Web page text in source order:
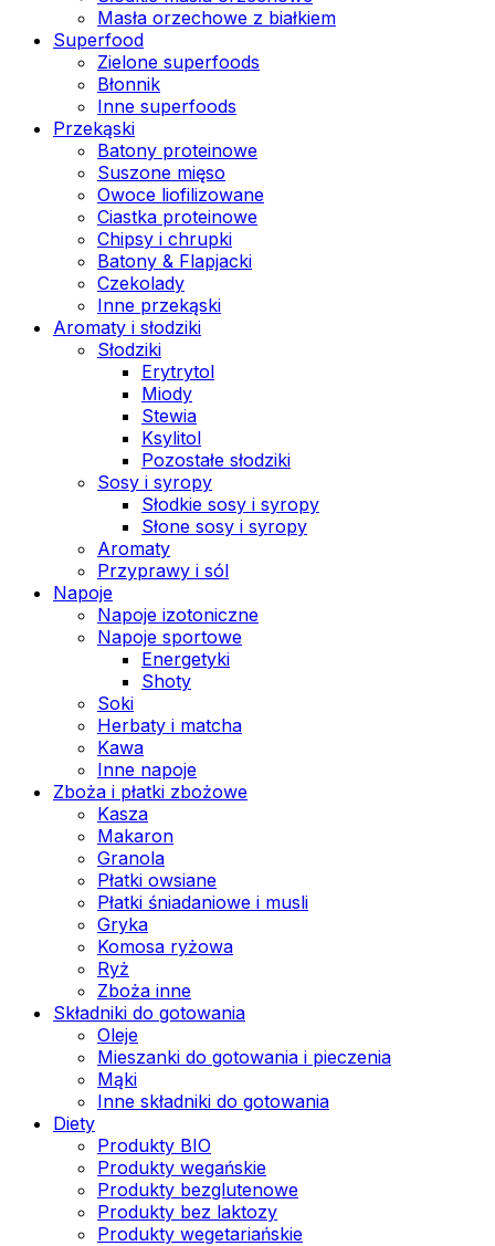
Masła orzechowe z białkiem
Superfood
Zielone superfoods
Błonnik
Inne superfoods
Przekąski
Batony proteinowe
Suszone mięso
Owoce liofilizowane
Ciastka proteinowe
Chipsy i chrupki
Batony & Flapjacki
Czekolady
Inne przekąski
Aromaty i słodziki
Słodziki
Erytrytol
Miody
Stewia
Ksylitol
Pozostałe słodziki
Sosy i syropy
Słodkie sosy i syropy
Słone sosy i syropy
Aromaty
Przyprawy i sól
Napoje
Napoje izotoniczne
Napoje sportowe
Energetyki
Shoty
Soki
Herbaty i matcha
Kawa
Inne napoje
Zboża i płatki zbożowe
Kasza
Makaron
Granola
Płatki owsiane
Płatki śniadaniowe i musli
Gryka
Komosa ryżowa
Ryż
Zboża inne
Składniki do gotowania
Oleje
Mieszanki do gotowania i pieczenia
Mąki
Inne składniki do gotowania
Diety
Produkty BIO
Produkty wegańskie
Produkty bezglutenowe
Produkty bez laktozy
Produkty wegetariańskie